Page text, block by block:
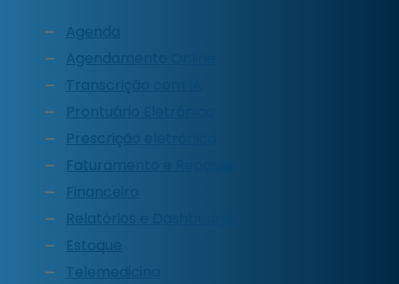
Agenda
Agendamento Online
Transcrição com IA
Prontuário Eletrônico
Prescrição eletrônica
Faturamento e Repasse
Financeiro
Relatórios e Dashboards
Estoque
Telemedicina